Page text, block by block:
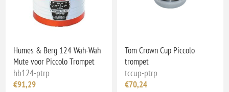
Humes & Berg 124 Wah-Wah
Mute voor Piccolo Trompet
hb124-ptrp
€91,29
Tom Crown Cup Piccolo
trompet
tccup-ptrp
€70,24